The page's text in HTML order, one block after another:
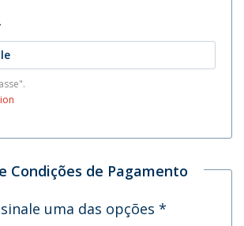
Condições de Pagamento
uma das opções *